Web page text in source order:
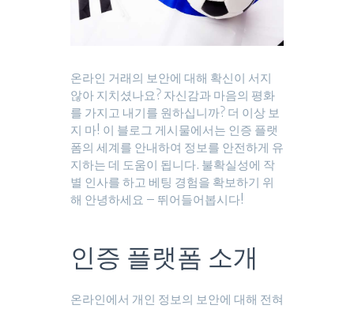
온라인 거래의 보안에 대해 확신이 서지
않아 지치셨나요? 자신감과 마음의 평화
를 가지고 내기를 원하십니까? 더 이상 보
지 마! 이 블로그 게시물에서는 인증 플랫
폼의 세계를 안내하여 정보를 안전하게 유
지하는 데 도움이 됩니다. 불확실성에 작
별 인사를 하고 베팅 경험을 확보하기 위
해 안녕하세요 – 뛰어들어봅시다!
인증 플랫폼 소개
온라인에서 개인 정보의 보안에 대해 전혀